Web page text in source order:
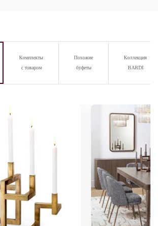
Комплекты
с товаром
Похожие
буфеты
Коллекция
BARDI